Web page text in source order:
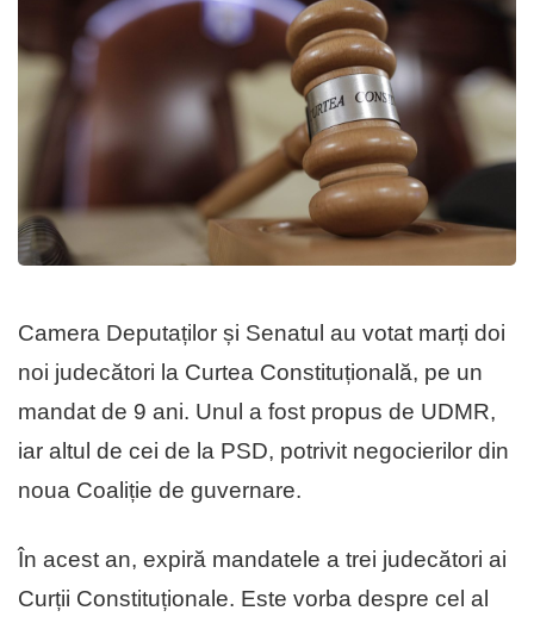
Camera Deputaților și Senatul au votat marți doi
noi judecători la Curtea Constituțională, pe un
mandat de 9 ani. Unul a fost propus de UDMR,
iar altul de cei de la PSD, potrivit negocierilor din
noua Coaliție de guvernare.
În acest an, expiră mandatele a trei judecători ai
Curții Constituționale. Este vorba despre cel al